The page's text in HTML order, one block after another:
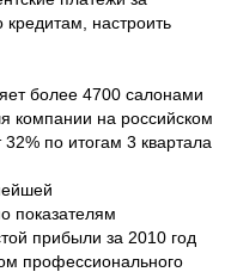
кредитам, настроить
более 4700 салонами
компании на российском
по итогам 3 квартала
показателям
прибыли за 2010 год
профессионального